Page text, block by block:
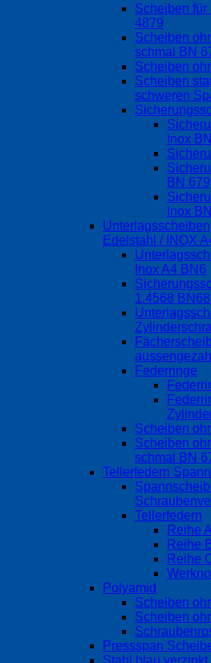
Scheiben für
4879
Scheiben
schmal BN
Scheiben
Scheiben
schweren
Inox
BN 679
Inox
Edelstahl / INOX
Inox A4 BN6
1.4568
Federringe
Scheiben
Scheiben
schmal BN
Tellerfedern
Tellerfedern
Reihe
Reihe
Reihe
Polyamid
Scheiben
Scheiben
Pressspan
Stahl blau verzinkt